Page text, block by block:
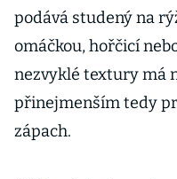
podává studený na
omáčkou, hořčicí
nezvyklé textury má
přinejmenším tedy
zápach.